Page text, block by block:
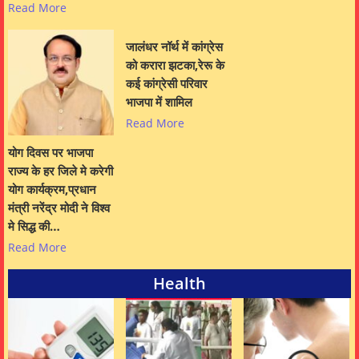
Read More
योग दिवस पर भाजपा
राज्य के हर जिले मे करेगी
योग कार्यक्रम,प्रधान
मंत्री नरेंद्र मोदी ने विश्व
मे सिद्ध की…
Read More
जालंधर नॉर्थ में कांग्रेस
को करारा झटका,रेरू के
कई कांग्रेसी परिवार
भाजपा में शामिल
Read More
Health